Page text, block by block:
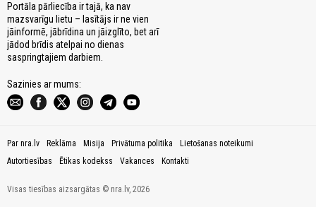
Portāla pārliecība ir tajā, ka nav
mazsvarīgu lietu – lasītājs ir ne vien
jāinformē, jābrīdina un jāizglīto, bet arī
jādod brīdis atelpai no dienas
saspringtajiem darbiem.
Sazinies ar mums:
Par nra.lv Reklāma Misija Privātuma politika
Lietošanas noteikumi
Autortiesības
Ētikas kodekss Vakances Kontakti
Visas tiesības aizsargātas © nra.lv, 2026